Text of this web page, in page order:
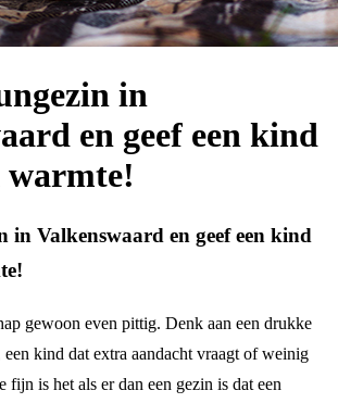
in
en geef een kind
in Valkenswaard en geef een kind
gewoon even pittig. Denk aan een drukke
kind dat extra aandacht vraagt of weinig
fijn is het als er dan een gezin is dat een